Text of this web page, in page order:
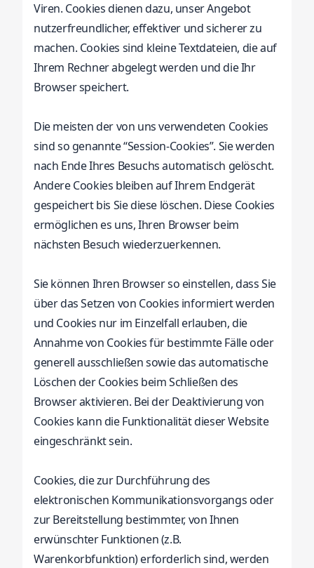
Viren. Cookies dienen dazu, unser Angebot
nutzerfreundlicher, effektiver und sicherer zu
machen. Cookies sind kleine Textdateien, die auf
Ihrem Rechner abgelegt werden und die Ihr
Browser speichert.
Die meisten der von uns verwendeten Cookies
sind so genannte “Session-Cookies”. Sie werden
nach Ende Ihres Besuchs automatisch gelöscht.
Andere Cookies bleiben auf Ihrem Endgerät
gespeichert bis Sie diese löschen. Diese Cookies
ermöglichen es uns, Ihren Browser beim
nächsten Besuch wiederzuerkennen.
Sie können Ihren Browser so einstellen, dass Sie
über das Setzen von Cookies informiert werden
und Cookies nur im Einzelfall erlauben, die
Annahme von Cookies für bestimmte Fälle oder
generell ausschließen sowie das automatische
Löschen der Cookies beim Schließen des
Browser aktivieren. Bei der Deaktivierung von
Cookies kann die Funktionalität dieser Website
eingeschränkt sein.
Cookies, die zur Durchführung des
elektronischen Kommunikationsvorgangs oder
zur Bereitstellung bestimmter, von Ihnen
erwünschter Funktionen (z.B.
Warenkorbfunktion) erforderlich sind, werden